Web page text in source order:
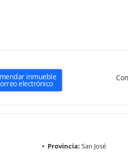
inmueble
electrónico
Provincia: San José